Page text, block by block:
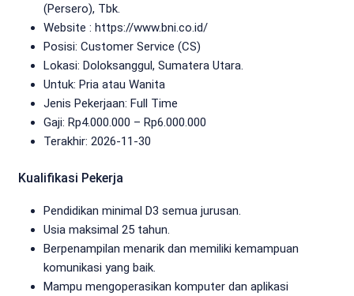
(Persero), Tbk.
Website : https://www.bni.co.id/
Posisi: Customer Service (CS)
Lokasi: Doloksanggul, Sumatera Utara.
Untuk: Pria atau Wanita
Jenis Pekerjaan: Full Time
Gaji: Rp4.000.000 – Rp6.000.000
Terakhir: 2026-11-30
Kualifikasi Pekerja
Pendidikan minimal D3 semua jurusan.
Usia maksimal 25 tahun.
Berpenampilan menarik dan memiliki kemampuan
komunikasi yang baik.
Mampu mengoperasikan komputer dan aplikasi